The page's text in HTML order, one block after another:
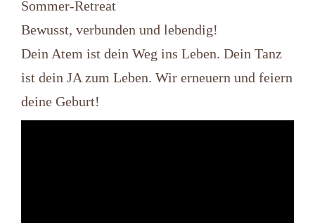
Sommer-Retreat
Bewusst, verbunden und lebendig!
Dein Atem ist dein Weg ins Leben. Dein Tanz
ist dein JA zum Leben. Wir erneuern und feiern
deine Geburt!